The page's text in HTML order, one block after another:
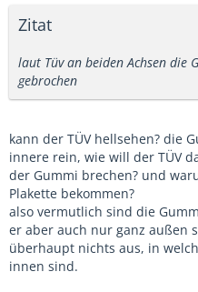
Zitat
laut Tüv an beiden Achsen die
gebrochen
kann der TÜV hellsehen? die
innere rein, wie will der TÜV
der Gummi brechen? und
Plakette bekommen?
also vermutlich sind die
er aber auch nur ganz außen
überhaupt nichts aus, in
innen sind.